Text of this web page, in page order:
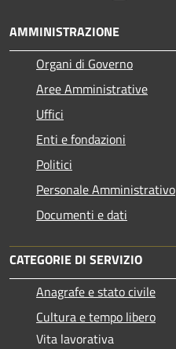
AMMINISTRAZIONE
Organi di Governo
Aree Amministrative
Uffici
Enti e fondazioni
Politici
Personale Amministrativo
Documenti e dati
CATEGORIE DI SERVIZIO
Anagrafe e stato civile
Cultura e tempo libero
Vita lavorativa